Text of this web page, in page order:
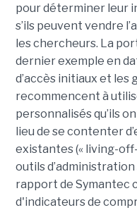
pour déterminer leur
s’ils peuvent vendre
les chercheurs. La
dernier exemple en
d’accès initiaux et les
recommencent à
personnalisés qu’ils
lieu de se contenter
existantes (« living-
outils
rapport de Symantec
d'indicateurs de